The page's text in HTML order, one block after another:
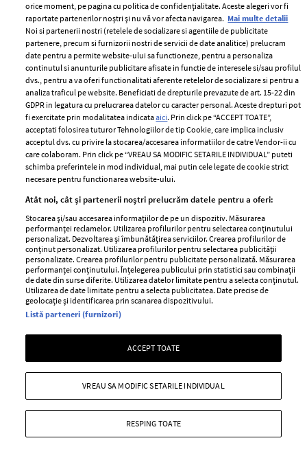
ELLE Style Awards
2024
Despre ELLE
Romania
Contact
Abonamente
Termeni si conditii
Politica de
confidențialitate
Politica de cookies
Publicitate
GSP
Unica
Baby
Retete
femei
Viva
Avantaje
Retete practice
Pariază responsabil! Decizia ONJN nr. 821/25.09.2025.
Jocurile de noroc sunt interzise minorilor.
Copyright © 2026 Ringier Romania SRL
orice moment, pe pagina cu politica de confidențialitate. Aceste alegeri vor fi
raportate partenerilor noștri și nu vă vor afecta navigarea. Mai multe detalii
Noi si partenerii nostri (retelele de socializare si agentiile de publicitate
partenere, precum si furnizorii nostri de servicii de date analitice) prelucram
date pentru a permite website-ului sa functioneze, pentru a personaliza
continutul si anunturile publicitare afisate in functie de interesele si/sau profilul
dvs., pentru a va oferi functionalitati aferente retelelor de socializare si pentru a
analiza traficul pe website. Beneficiati de drepturile prevazute de art. 15-22 din
GDPR in legatura cu prelucrarea datelor cu caracter personal. Aceste drepturi pot
fi exercitate prin modalitatea indicataaici. Prin click pe “ACCEPT TOATE”,
acceptati folosirea tuturor Tehnologiilor de tip Cookie, care implica inclusiv
acceptul dvs. cu privire la stocarea/accesarea informatiilor de catre Vendor-ii cu
care colaboram. Prin click pe “VREAU SA MODIFIC SETARILE INDIVIDUAL” puteti
schimba preferintele in mod individual, mai putin cele legate de cookie strict
necesare pentru functionarea website-ului.
Atât noi, cât și partenerii noștri prelucrăm datele pentru a oferi:
Stocarea și/sau accesarea informațiilor de pe un dispozitiv. Măsurarea
performanței reclamelor. Utilizarea profilurilor pentru selectarea conținutului
personalizat. Dezvoltarea și îmbunătățirea serviciilor. Crearea profilurilor de
conținut personalizat. Utilizarea profilurilor pentru selectarea publicității
personalizate. Crearea profilurilor pentru publicitate personalizată. Măsurarea
performanței conținutului. Înțelegerea publicului prin statistici sau combinații
de date din surse diferite. Utilizarea datelor limitate pentru a selecta conținutul.
Utilizarea de date limitate pentru a selecta publicitatea. Date precise de
geolocație și identificarea prin scanarea dispozitivului.
Listă parteneri (furnizori)
ACCEPT TOATE
RESPING TOATE
VREAU SA MODIFIC SETARILE INDIVIDUAL